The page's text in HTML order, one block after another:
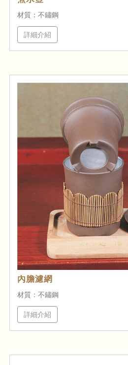
材質：不鏽鋼
詳細介紹
內膽濾網
材質：不鏽鋼
詳細介紹